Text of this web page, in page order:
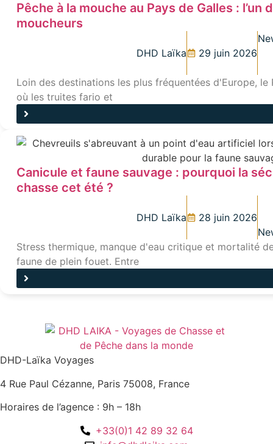
Pêche à la mouche au Pays de Galles :
moucheurs
DHD Laïka 29 juin 2026
Loin des destinations les plus fréquentées d'Europe,
où les truites fario et
Canicule et faune sauvage : pourquoi la
chasse cet été ?
DHD Laïka
28 juin 2026
Stress thermique, manque d'eau critique et mortalité
faune de plein fouet. Entre
DHD-Laïka Voyages
4 Rue Paul Cézanne, Paris 75008, France
Horaires de l’agence : 9h – 18h
+33(0)1 42 89 32 64